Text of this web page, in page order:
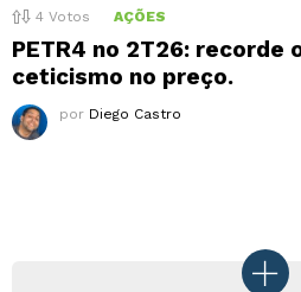
4 Votos AÇÕES
PETR4 no 2T26: recorde
ceticismo no preço.
por Diego Castro